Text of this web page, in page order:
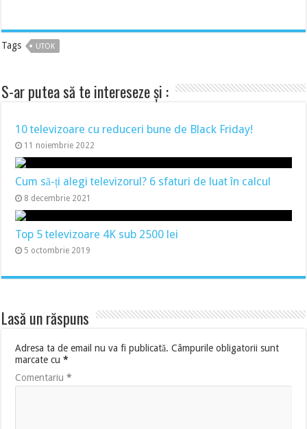
Tags UTOK
S-ar putea să te intereseze și :
10 televizoare cu reduceri bune de Black Friday!
11 noiembrie 2022
Cum să-ți alegi televizorul? 6 sfaturi de luat în calcul
8 decembrie 2021
Top 5 televizoare 4K sub 2500 lei
5 octombrie 2019
Lasă un răspuns
Adresa ta de email nu va fi publicată. Câmpurile obligatorii sunt
marcate cu*
Comentariu*